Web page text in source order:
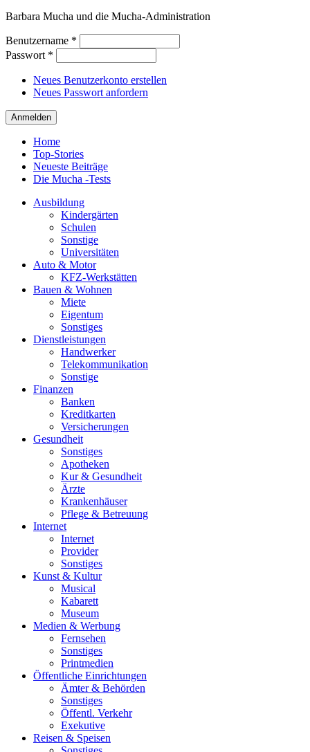
Barbara Mucha und die Mucha-Administration
Benutzername *
Passwort *
Neues Benutzerkonto erstellen
Neues Passwort anfordern
Home
Top-Stories
Neueste Beiträge
Die Mucha -Tests
Ausbildung
Kindergärten
Schulen
Sonstige
Universitäten
Auto & Motor
KFZ-Werkstätten
Bauen & Wohnen
Miete
Eigentum
Sonstiges
Dienstleistungen
Handwerker
Telekommunikation
Sonstige
Finanzen
Banken
Kreditkarten
Versicherungen
Gesundheit
Sonstiges
Apotheken
Kur & Gesundheit
Ärzte
Krankenhäuser
Pflege & Betreuung
Internet
Internet
Provider
Sonstiges
Kunst & Kultur
Musical
Kabarett
Museum
Medien & Werbung
Fernsehen
Sonstiges
Printmedien
Öffentliche Einrichtungen
Ämter & Behörden
Sonstiges
Öffentl. Verkehr
Exekutive
Reisen & Speisen